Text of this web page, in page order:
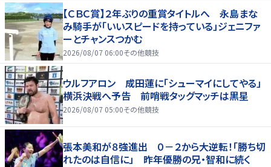
【ＣＢＣ賞】２年ぶりの重賞タイトルへ 永島まな
み騎手が「いいスピードを持っている」ジェニファ
ーとチャンスつかむ
2026/08/07 06:00その他競技
ウルフアロン 成田蓮に「シューマイにしてやる」
横浜決戦へ予告 前哨戦タッグマッチは黒星
2026/08/07 05:00その他競技
張本美和が８強進出 ０－２から大逆転！「勝ち切
れたのは自信に」 昨年優勝の兄・智和に続く